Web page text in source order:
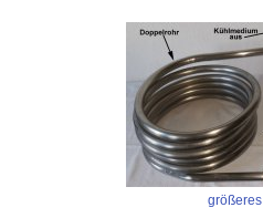
größeres